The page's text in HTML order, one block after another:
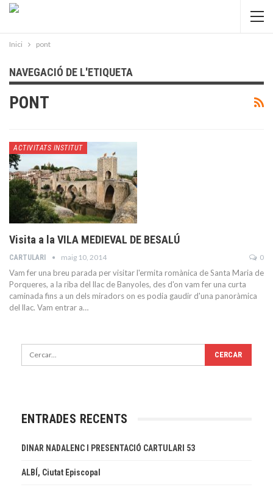
Inici pont
NAVEGACIÓ DE L'ETIQUETA
PONT
ACTIVITATS INSTITUT
Visita a la VILA MEDIEVAL DE BESALÚ
CARTULARI maig 10, 2014 0
Vam fer una breu parada per visitar l'ermita romànica de Santa Maria de
Porqueres, a la riba del llac de Banyoles, des d'on vam fer una curta
caminada fins a un dels miradors on es podia gaudir d'una panoràmica
del llac. Vam entrar a…
ENTRADES RECENTS
DINAR NADALENC I PRESENTACIÓ CARTULARI 53
ALBÍ, Ciutat Episcopal